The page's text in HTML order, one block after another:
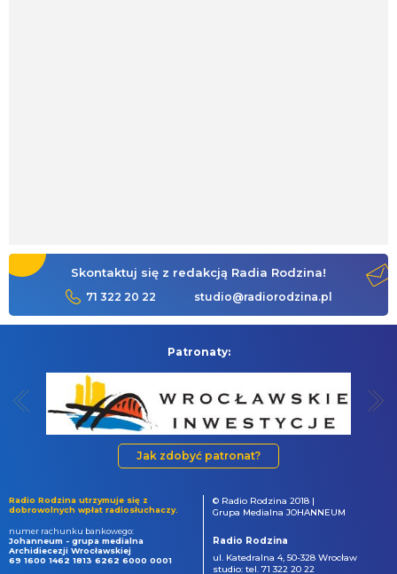
Skontaktuj się z redakcją Radia Rodzina!
71 322 20 22 studio@radiorodzina.pl
Patronaty:
Jak zdobyć patronat?
Radio Rodzina utrzymuje się z
dobrowolnych wpłat radiosłuchaczy.
numer rachunku bankowego:
Johanneum - grupa medialna
Archidiecezji Wrocławskiej
69 1600 1462 1813 6262 6000 0001
© Radio Rodzina 2018 |
Grupa Medialna JOHANNEUM
Radio Rodzina
ul. Katedralna 4, 50-328 Wrocław
studio: tel. 71 322 20 22